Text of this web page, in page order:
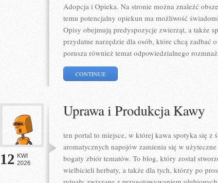
Adopcja i Opieka. Na stronie można znaleźć
temu potencjalny opiekun ma możliwość
Opisy obejmują predyspozycje zwierząt, a także
przydatne narzędzie dla osób, które chcą zadbać
porusza również temat odpowiedzialnego
CONTINUE
12 KWI
2026
Uprawa i Produkcja Kawy
ten portal to miejsce, w której kawa spotyka się z
aromatycznych napojów zamienia się w
bogaty zbiór tematów. To blog, który został
wielbicieli herbaty, a także dla tych, którzy po